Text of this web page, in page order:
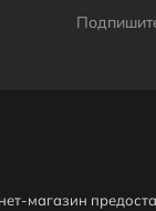
магазин